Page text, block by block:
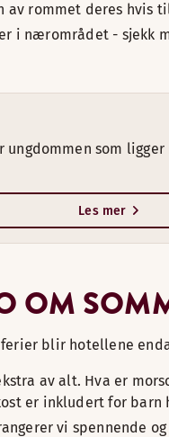
av rommet deres hvis
i nærområdet - sjekk
ungdommen som
Les mer
OM
ferier blir hotellene
av alt. Hva er
er inkludert for
vi spennende